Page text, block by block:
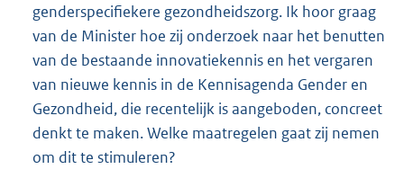
genderspecifiekere gezondheidszorg. Ik hoor graag
van de Minister hoe zij onderzoek naar het benutten
van de bestaande innovatiekennis en het vergaren
van nieuwe kennis in de Kennisagenda Gender en
Gezondheid, die recentelijk is aangeboden, concreet
denkt te maken. Welke maatregelen gaat zij nemen
om dit te stimuleren?